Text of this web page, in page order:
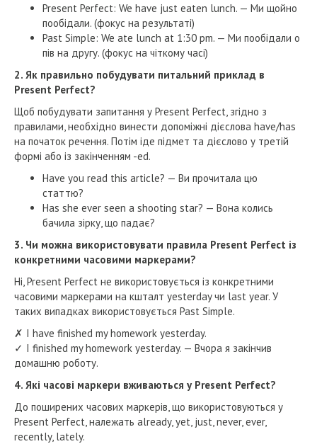
Present Perfect: We have just eaten lunch. — Ми щойно
пообідали. (фокус на результаті)
Past Simple: We ate lunch at 1:30 pm. — Ми пообідали о
пів на другу. (фокус на чіткому часі)
2. Як правильно побудувати питальний приклад в
Present Perfect?
Щоб побудувати запитання у Present Perfect, згідно з
правилами, необхідно винести допоміжні дієслова have/has
на початок речення. Потім іде підмет та дієслово у третій
формі або із закінченням -ed.
Have you read this article? — Ви прочитала цю
статтю?
Has she ever seen a shooting star? — Вона колись
бачила зірку, що падає?
3. Чи можна використовувати правила Present Perfect із
конкретними часовими маркерами?
Ні, Present Perfect не використовується із конкретними
часовими маркерами на кшталт yesterday чи last year. У
таких випадках використовується Past Simple.
✗ I have finished my homework yesterday.
✓ I finished my homework yesterday. — Вчора я закінчив
домашню роботу.
4. Які часові маркери вживаються у Present Perfect?
До поширених часових маркерів, що використовуються у
Present Perfect, належать already, yet, just, never, ever,
recently, lately.